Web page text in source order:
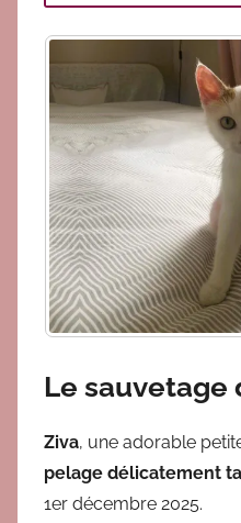
Le sauvetage
Ziva, une adorable
pelage délicatement
1er décembre 2025.